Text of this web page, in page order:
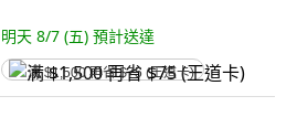
明天 8/7 (五) 預計送達
满 $1,500 再省 $75 (王道卡)